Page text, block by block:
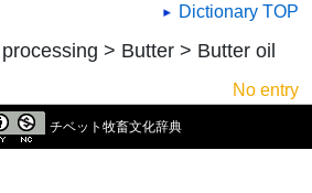
Dictionary TOP
> Butter > Butter oil
No entry
チベット牧畜文化辞典